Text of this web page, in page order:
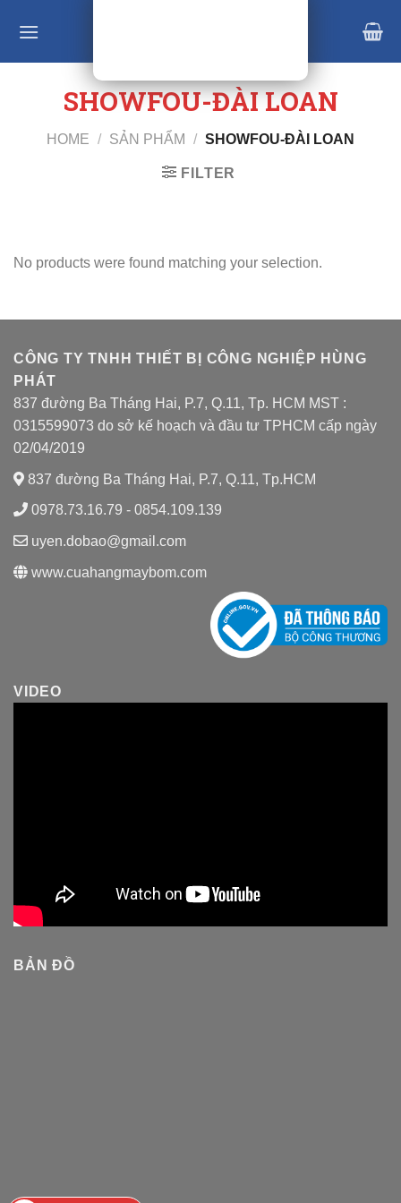
SHOWFOU-ĐÀI LOAN
HOME / SẢN PHẨM / SHOWFOU-ĐÀI LOAN
FILTER
No products were found matching your selection.
CÔNG TY TNHH THIẾT BỊ CÔNG NGHIỆP HÙNG
PHÁT
837 đường Ba Tháng Hai, P.7, Q.11, Tp. HCM MST :
0315599073 do sở kế hoạch và đầu tư TPHCM cấp ngày
02/04/2019
837 đường Ba Tháng Hai, P.7, Q.11, Tp.HCM
0978.73.16.79 - 0854.109.139
uyen.dobao@gmail.com
www.cuahangmaybom.com
VIDEO
BẢN ĐỒ